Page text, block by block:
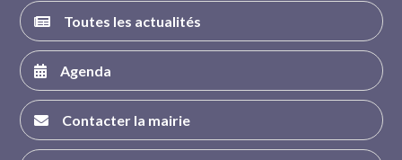
Toutes les actualités
Agenda
Contacter la mairie